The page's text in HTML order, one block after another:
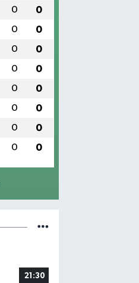
0 0
0 0
0 0
0 0
0 0
0 0
0 0
0 0
21:30